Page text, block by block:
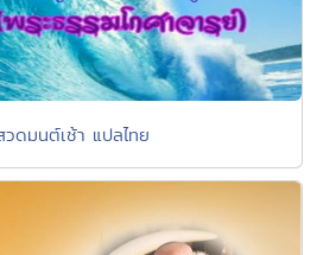
ดมนต์เช้า แปลไทย